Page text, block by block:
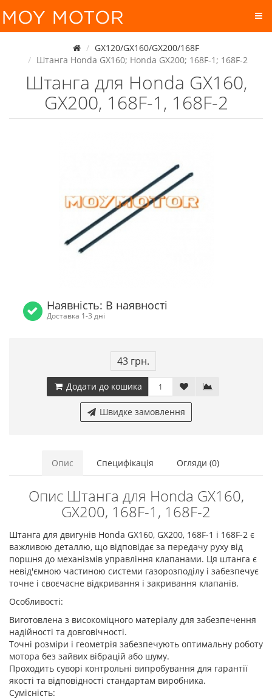
GX120/GX160/GX200/168F
Штанга Honda GX160; Honda GX200; 168F-1; 168F-2
Штанга для Honda GX160,
GX200, 168F-1, 168F-2
Наявність: В наявності
Доставка 1-3 дні
43 грн.
Додати до кошика
Швидке замовлення
Опис Специфікація Огляди (0)
Опис Штанга для Honda GX160,
GX200, 168F-1, 168F-2
Штанга для двигунів Honda GX160, GX200, 168F-1 і 168F-2 є
важливою деталлю, що відповідає за передачу руху від
поршня до механізмів управління клапанами. Ця штанга є
невід'ємною частиною системи газорозподілу і забезпечує
точне і своєчасне відкривання і закривання клапанів.
Особливості:
Виготовлена з високоміцного матеріалу для забезпечення
надійності та довговічності.
Точні розміри і геометрія забезпечують оптимальну роботу
мотора без зайвих вібрацій або шуму.
Проходить суворі контрольні випробування для гарантії
якості та відповідності стандартам виробника.
Сумісність: